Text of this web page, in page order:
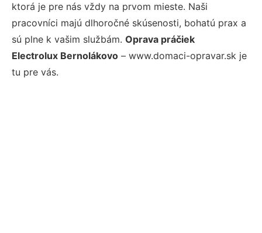
ktorá je pre nás vždy na prvom mieste. Naši
pracovníci majú dlhoročné skúsenosti, bohatú prax a
sú plne k vašim službám. Oprava práčiek
Electrolux Bernolákovo – www.domaci-opravar.sk je
tu pre vás.